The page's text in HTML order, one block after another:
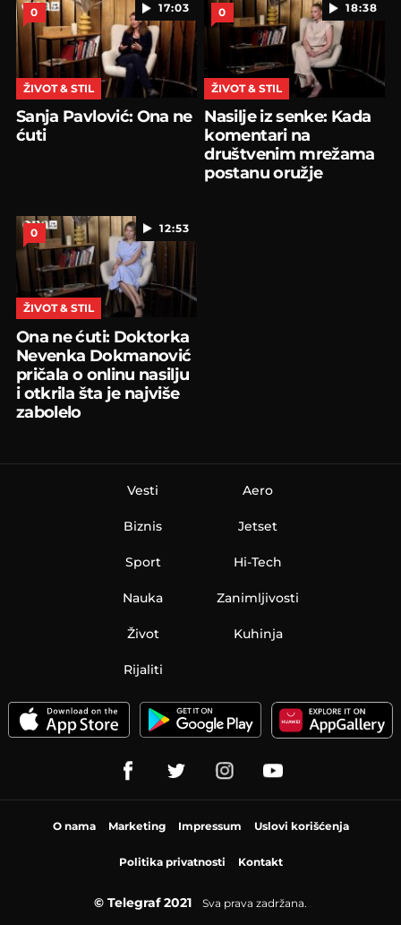
17:03
0
ŽIVOT & STIL
Sanja Pavlović: Ona ne
ćuti
18:38
0
ŽIVOT & STIL
Nasilje iz senke: Kada
komentari na
društvenim mrežama
postanu oružje
12:53
0
ŽIVOT & STIL
Ona ne ćuti: Doktorka
Nevenka Dokmanović
pričala o onlinu nasilju
i otkrila šta je najviše
zabolelo
Vesti
Biznis
Sport
Nauka
Aero
Jetset
Hi-Tech
Zanimljivosti
Život Kuhinja
Rijaliti
O nama Marketing Impressum Uslovi korišćenja
Politika privatnosti Kontakt
© Telegraf 2021 Sva prava zadržana.